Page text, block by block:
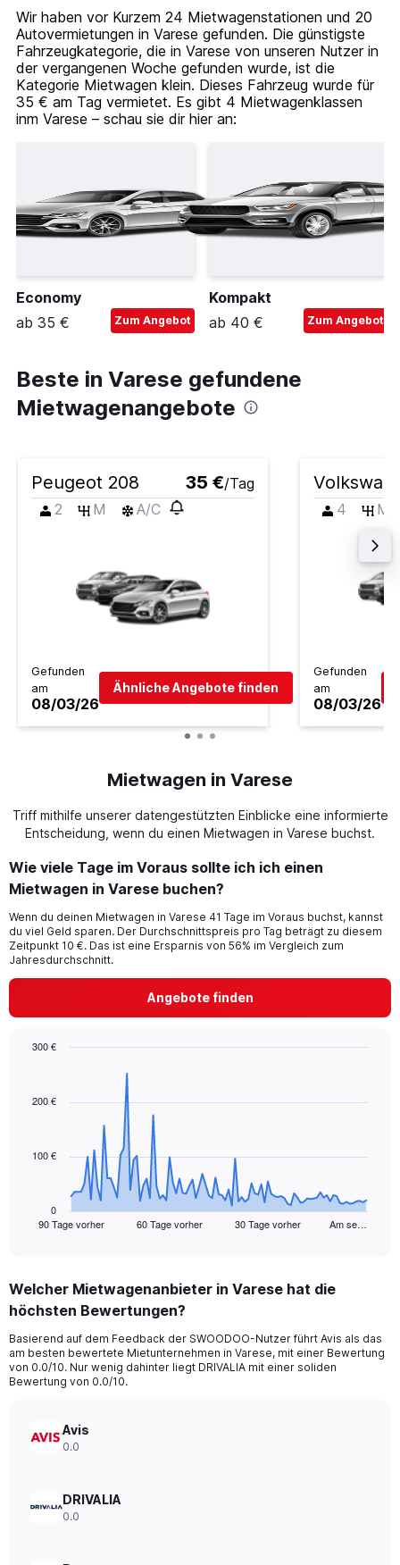
Wir haben vor Kurzem 24 Mietwagenstationen und 20
Autovermietungen in Varese gefunden. Die günstigste
Fahrzeugkategorie, die in Varese von unseren Nutzer in
der vergangenen Woche gefunden wurde, ist die
Kategorie Mietwagen klein. Dieses Fahrzeug wurde für
35 € am Tag vermietet. Es gibt 4 Mietwagenklassen
inm Varese – schau sie dir hier an:
Economy
ab 35 €
Zum Angebot
Kompakt
ab 40 €
Zum Angebot
Beste in Varese gefundene
Mietwagenangebote
Peugeot 208 35 €/Tag
2
M A/C
Gefunden
am
08/03/26
Ähnliche Angebote finden
4 M
Gefunden
am
08/03/26
Mietwagen in Varese
Triff mithilfe unserer datengestützten Einblicke eine informierte
Entscheidung, wenn du einen Mietwagen in Varese buchst.
Wie viele Tage im Voraus sollte ich ich einen
Mietwagen in Varese buchen?
Wenn du deinen Mietwagen in Varese 41 Tage im Voraus buchst, kannst
du viel Geld sparen. Der Durchschnittspreis pro Tag beträgt zu diesem
Zeitpunkt 10 €. Das ist eine Ersparnis von 56% im Vergleich zum
Jahresdurchschnitt.
Angebote finden
data
The
Range:
91
The
chart
has
axis
displaying
to
90 Tage vorher 60 Tage vorher 30 Tage vorher Am se…
0
100 €
200 €
300 €
End
Welcher Mietwagenanbieter in Varese hat die
höchsten Bewertungen?
Basierend auf dem Feedback der SWOODOO-Nutzer führt Avis als das
am besten bewertete Mietunternehmen in Varese, mit einer Bewertung
von 0.0/10. Nur wenig dahinter liegt DRIVALIA mit einer soliden
Bewertung von 0.0/10.
Avis
0.0
DRIVALIA
0.0